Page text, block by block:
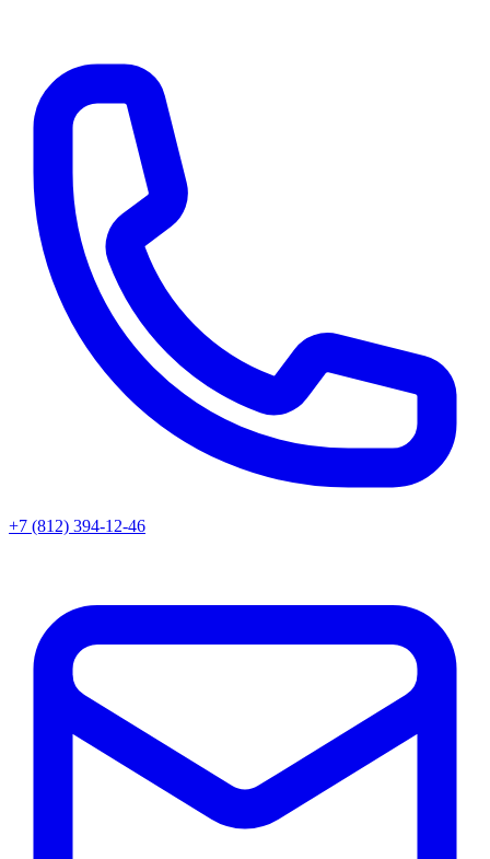
+7 (812) 394-12-46